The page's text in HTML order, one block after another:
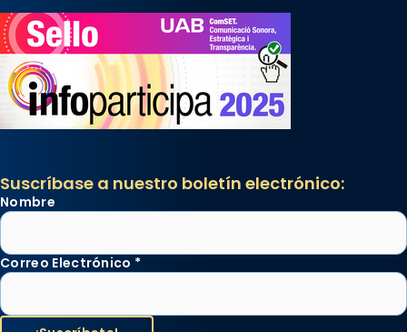
Suscríbase a nuestro boletín electrónico:
Nombre
Correo Electrónico *